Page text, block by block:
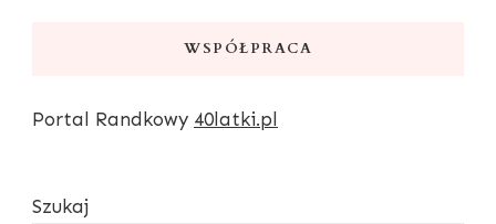
WSPÓŁPRACA
Portal Randkowy 40latki.pl
Szukaj